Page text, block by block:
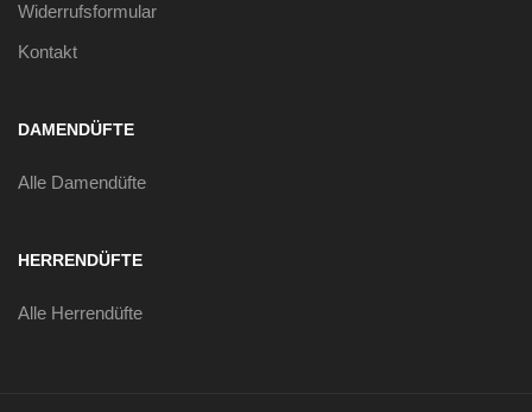
Widerrufsformular
Kontakt
DAMENDÜFTE
Alle Damendüfte
HERRENDÜFTE
Alle Herrendüfte